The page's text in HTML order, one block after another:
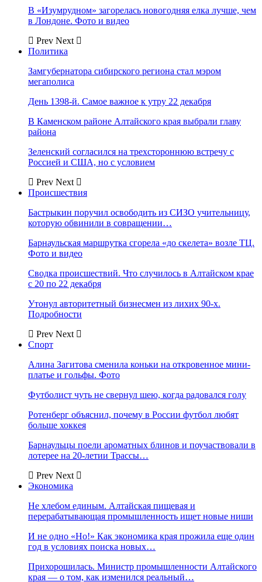
В «Изумрудном» загорелась новогодняя елка лучше, чем
в Лондоне. Фото и видео
Prev Next
Политика
Замгубернатора сибирского региона стал мэром
мегаполиса
День 1398-й. Самое важное к утру 22 декабря
В Каменском районе Алтайского края выбрали главу
района
Зеленский согласился на трехстороннюю встречу с
Россией и США, но с условием
Prev Next
Происшествия
Бастрыкин поручил освободить из СИЗО учительницу,
которую обвинили в совращении…
Барнаульская маршрутка сгорела «до скелета» возле ТЦ.
Фото и видео
Сводка происшествий. Что случилось в Алтайском крае
с 20 по 22 декабря
Утонул авторитетный бизнесмен из лихих 90-х.
Подробности
Prev Next
Спорт
Алина Загитова сменила коньки на откровенное мини-
платье и гольфы. Фото
Футболист чуть не свернул шею, когда радовался голу
Ротенберг объяснил, почему в России футбол любят
больше хоккея
Барнаульцы поели ароматных блинов и поучаствовали в
лотерее на 20-летии Трассы…
Prev Next
Экономика
Не хлебом единым. Алтайская пищевая и
перерабатывающая промышленность ищет новые ниши
И не одно «Но!» Как экономика края прожила еще один
год в условиях поиска новых…
Прихорошилась. Министр промышленности Алтайского
края — о том, как изменился реальный…